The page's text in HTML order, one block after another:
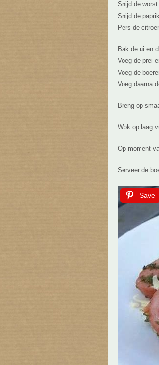
Snijd de worst
Snijd de
Pers de
Bak de ui en
Voeg de prei
Voeg de
Voeg daarna
Breng op
Wok op laag
Op moment
Serveer de
Save